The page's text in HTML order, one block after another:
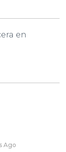
en
Ago